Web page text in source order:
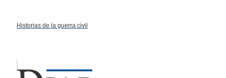
Historias de la guerra civil